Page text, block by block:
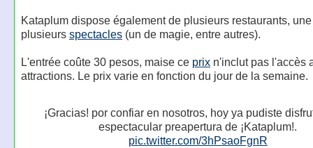
Kataplum dispose également de plusieurs restaurants,
plusieurs spectacles(un de magie, entre autres).
L'entrée coûte 30 pesos, maise ce prixn'inclut pas l'accès
attractions. Le prix varie en fonction du jour de la semaine.
¡Gracias! por confiar en nosotros, hoy ya pudiste
espectacular preapertura de ¡Kataplum!.
pic.twitter.com/3hPsaoFgnR